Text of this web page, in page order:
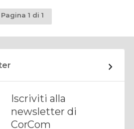
Pagina 1 di 1
Iscriviti alla
newsletter di
CorCom